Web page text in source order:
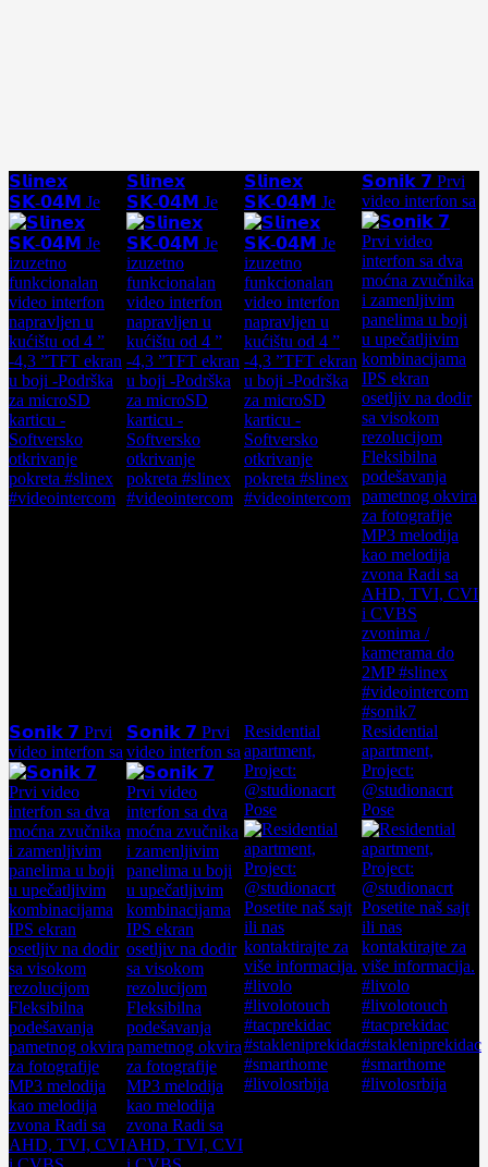
𝗦𝗹𝗶𝗻𝗲𝘅
𝗦𝗞-𝟬𝟰𝗠 Je
𝗦𝗹𝗶𝗻𝗲𝘅
𝗦𝗞-𝟬𝟰𝗠 Je
𝗦𝗹𝗶𝗻𝗲𝘅
𝗦𝗞-𝟬𝟰𝗠 Je
𝗦𝗼𝗻𝗶𝗸 𝟳 Prvi
video interfon sa
𝗦𝗼𝗻𝗶𝗸 𝟳 Prvi
video interfon sa
𝗦𝗼𝗻𝗶𝗸 𝟳 Prvi
video interfon sa
Residential
apartment,
Project:
@studionacrt
Pose
Residential
apartment,
Project:
@studionacrt
Pose